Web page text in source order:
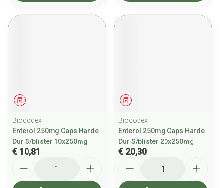
Geneesmiddel
Biocodex
Enterol 250mg Caps Harde
Dur S/blister 10x250mg
€ 10,81
Geneesmiddel
Biocodex
Enterol 250mg Caps Harde
Dur S/blister 20x250mg
€ 20,30